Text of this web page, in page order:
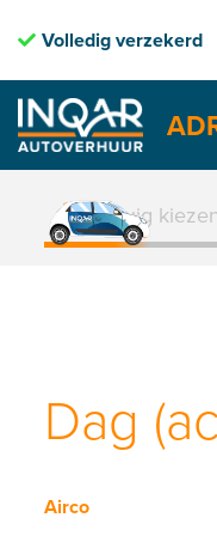
Skip
content1. Voertuig
Dag
Airco